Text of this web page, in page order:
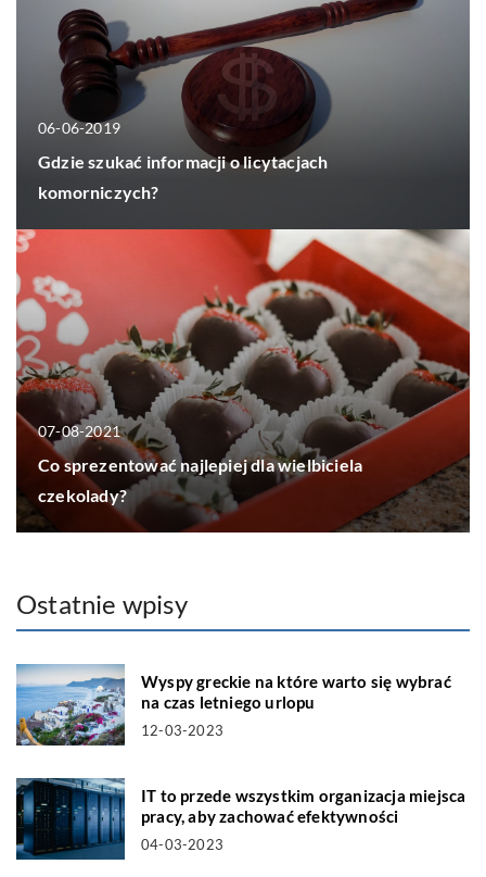
06-06-2019
Gdzie szukać informacji o licytacjach
komorniczych?
07-08-2021
Co sprezentować najlepiej dla wielbiciela
czekolady?
Ostatnie wpisy
Wyspy greckie na które warto się wybrać
na czas letniego urlopu
12-03-2023
IT to przede wszystkim organizacja miejsca
pracy, aby zachować efektywności
04-03-2023